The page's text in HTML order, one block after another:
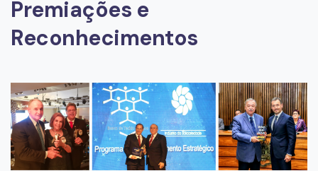
Premiações e
Reconhecimentos